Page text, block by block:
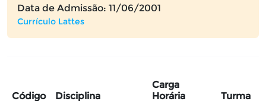
Data de Admissão: 11/06/2001
Currículo Lattes
Código Disciplina
Carga
Horária
Turma